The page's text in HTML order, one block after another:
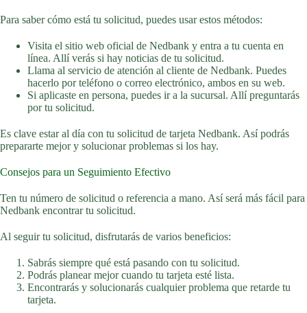
Para saber cómo está tu solicitud, puedes usar estos métodos:
Visita el sitio web oficial de Nedbank y entra a tu cuenta en
línea. Allí verás si hay noticias de tu solicitud.
Llama al servicio de atención al cliente de Nedbank. Puedes
hacerlo por teléfono o correo electrónico, ambos en su web.
Si aplicaste en persona, puedes ir a la sucursal. Allí preguntarás
por tu solicitud.
Es clave estar al día con tu solicitud de tarjeta Nedbank. Así podrás
prepararte mejor y solucionar problemas si los hay.
Consejos para un Seguimiento Efectivo
Ten tu número de solicitud o referencia a mano. Así será más fácil para
Nedbank encontrar tu solicitud.
Al seguir tu solicitud, disfrutarás de varios beneficios:
Sabrás siempre qué está pasando con tu solicitud.
Podrás planear mejor cuando tu tarjeta esté lista.
Encontrarás y solucionarás cualquier problema que retarde tu
tarjeta.